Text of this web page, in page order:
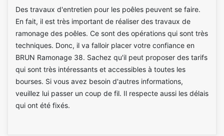
Des travaux d'entretien pour les poêles peuvent se faire.
En fait, il est très important de réaliser des travaux de
ramonage des poêles. Ce sont des opérations qui sont très
techniques. Donc, il va falloir placer votre confiance en
BRUN Ramonage 38. Sachez qu'il peut proposer des tarifs
qui sont très intéressants et accessibles à toutes les
bourses. Si vous avez besoin d'autres informations,
veuillez lui passer un coup de fil. Il respecte aussi les délais
qui ont été fixés.